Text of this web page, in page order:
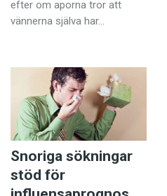
efter om apor­na tror att
vännerna själva har…
Snoriga sökningar
stöd för